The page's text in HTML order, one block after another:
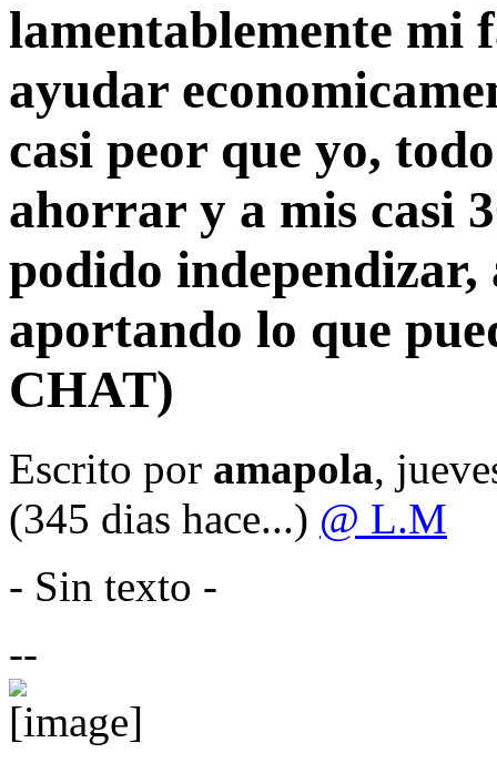
lamentablemente mi
ayudar
casi peor que yo,
ahorrar y a mis casi
podido independizar,
aportando lo que
CHAT)
Escrito por amapola,
(345 dias hace...) @ L.M
- Sin texto -
--